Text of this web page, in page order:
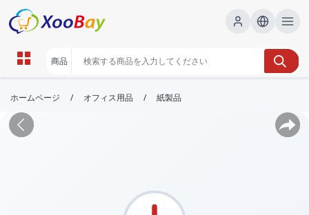
ホームページ / オフィス用品 / 紙製品